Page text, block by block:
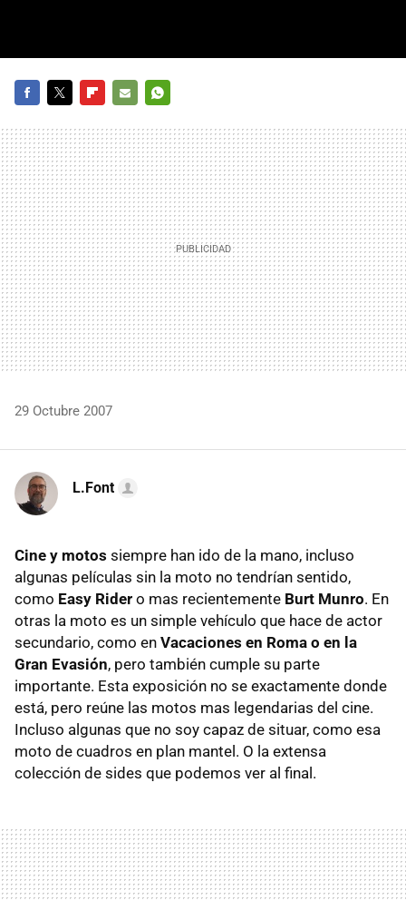
MAIL
29 Octubre 2007
L.Font
Cine y motos siempre han ido de la mano, incluso
algunas películas sin la moto no tendrían sentido,
como Easy Rider o mas recientemente Burt Munro. En
otras la moto es un simple vehículo que hace de actor
secundario, como en Vacaciones en Roma o en la
Gran Evasión, pero también cumple su parte
importante. Esta exposición no se exactamente donde
está, pero reúne las motos mas legendarias del cine.
Incluso algunas que no soy capaz de situar, como esa
moto de cuadros en plan mantel. O la extensa
colección de sides que podemos ver al final.